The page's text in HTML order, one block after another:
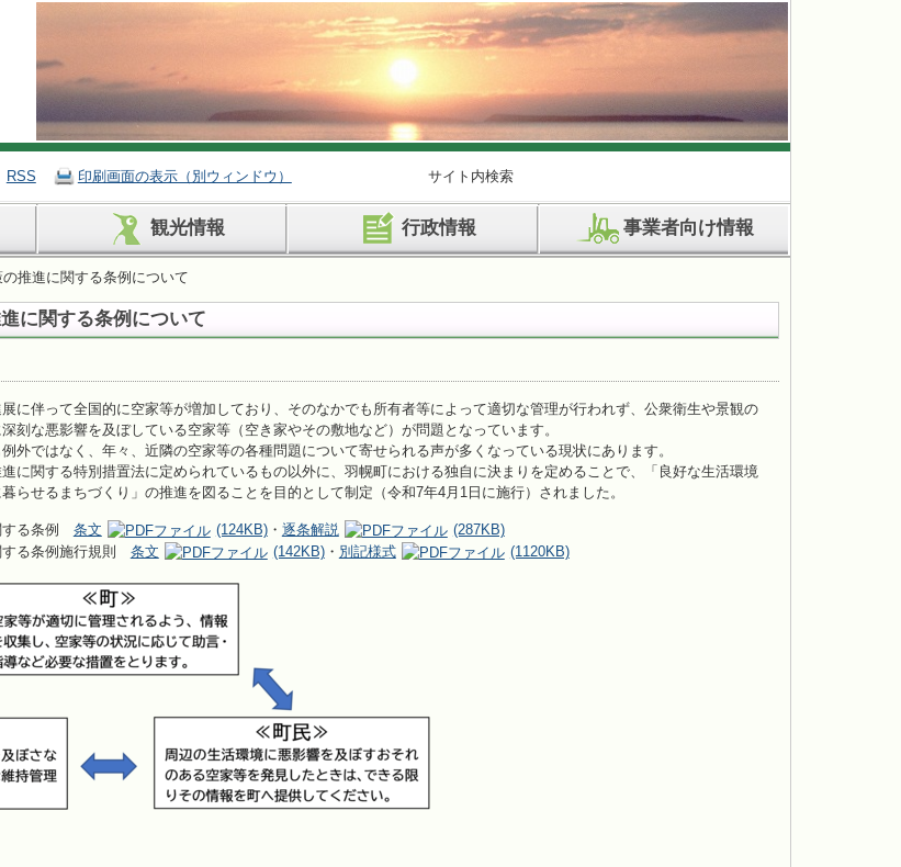
RSS 印刷画面の表示（別ウィンドウ） サイト内検索
観光情報 行政情報 事業者向け情報
推進に関する条例について
に関する条例について
に伴って全国的に空家等が増加しており、そのなかでも所有者等によって適切な管理が行われず、公衆衛生や景観の
刻な悪影響を及ぼしている空家等（空き家やその敷地など）が問題となっています。
外ではなく、年々、近隣の空家等の各種問題について寄せられる声が多くなっている現状にあります。
に関する特別措置法に定められているもの以外に、羽幌町における独自に決まりを定めることで、「良好な生活環境
らせるまちづくり」の推進を図ることを目的として制定（令和7年4月1日に施行）されました。
する条例 条文 (124KB)・ 逐条解説
(287KB)
する条例施行規則 条文 (142KB)・ 別記様式 (1120KB)